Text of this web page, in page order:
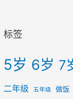
标签
5岁 6岁 7
二年级 五年级 做饭